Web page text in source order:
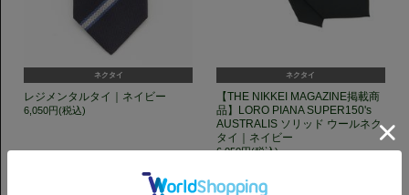
ネクタイ
レジメンタルタイ｜ネイビー
6,050円(税込)
ネクタイ
【THE NIKKEI MAGAZINE掲載商
品】LORO PIANA SUPER150's
AUSTRALIS ソリッド ウールネク
タイ｜ネイビー
6,050円(税込)